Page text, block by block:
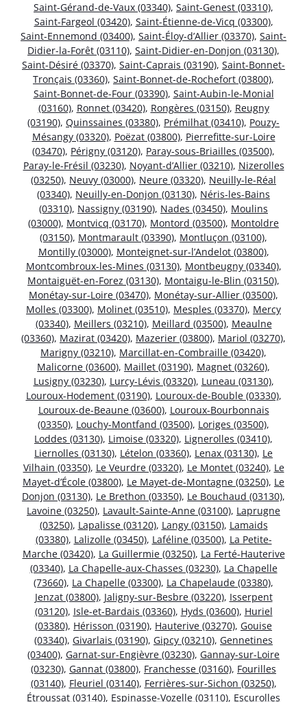
Saint-Gérand-de-Vaux (03340), Saint-Genest (03310),
Saint-Fargeol (03420), Saint-Étienne-de-Vicq (03300),
Saint-Ennemond (03400), Saint-Éloy-d’Allier (03370), Saint-
Didier-la-Forêt (03110), Saint-Didier-en-Donjon (03130),
Saint-Désiré (03370), Saint-Caprais (03190), Saint-Bonnet-
Tronçais (03360), Saint-Bonnet-de-Rochefort (03800),
Saint-Bonnet-de-Four (03390), Saint-Aubin-le-Monial
(03160), Ronnet (03420), Rongères (03150), Reugny
(03190), Quinssaines (03380), Prémilhat (03410), Pouzy-
Mésangy (03320), Poëzat (03800), Pierrefitte-sur-Loire
(03470), Périgny (03120), Paray-sous-Briailles (03500),
Paray-le-Frésil (03230), Noyant-d’Allier (03210), Nizerolles
(03250), Neuvy (03000), Neure (03320), Neuilly-le-Réal
(03340), Neuilly-en-Donjon (03130), Néris-les-Bains
(03310), Nassigny (03190), Nades (03450), Moulins
(03000), Montvicq (03170), Montord (03500), Montoldre
(03150), Montmarault (03390), Montluçon (03100),
Montilly (03000), Monteignet-sur-l’Andelot (03800),
Montcombroux-les-Mines (03130), Montbeugny (03340),
Montaiguët-en-Forez (03130), Montaigu-le-Blin (03150),
Monétay-sur-Loire (03470), Monétay-sur-Allier (03500),
Molles (03300), Molinet (03510), Mesples (03370), Mercy
(03340), Meillers (03210), Meillard (03500), Meaulne
(03360), Mazirat (03420), Mazerier (03800), Mariol (03270),
Marigny (03210), Marcillat-en-Combraille (03420),
Malicorne (03600), Maillet (03190), Magnet (03260),
Lusigny (03230), Lurcy-Lévis (03320), Luneau (03130),
Louroux-Hodement (03190), Louroux-de-Bouble (03330),
Louroux-de-Beaune (03600), Louroux-Bourbonnais
(03350), Louchy-Montfand (03500), Loriges (03500),
Loddes (03130), Limoise (03320), Lignerolles (03410),
Liernolles (03130), Lételon (03360), Lenax (03130), Le
Vilhain (03350), Le Veurdre (03320), Le Montet (03240), Le
Mayet-d’École (03800), Le Mayet-de-Montagne (03250), Le
Donjon (03130), Le Brethon (03350), Le Bouchaud (03130),
Lavoine (03250), Lavault-Sainte-Anne (03100), Laprugne
(03250), Lapalisse (03120), Langy (03150), Lamaids
(03380), Lalizolle (03450), Laféline (03500), La Petite-
Marche (03420), La Guillermie (03250), La Ferté-Hauterive
(03340), La Chapelle-aux-Chasses (03230), La Chapelle
(73660), La Chapelle (03300), La Chapelaude (03380),
Jenzat (03800), Jaligny-sur-Besbre (03220), Isserpent
(03120), Isle-et-Bardais (03360), Hyds (03600), Huriel
(03380), Hérisson (03190), Hauterive (03270), Gouise
(03340), Givarlais (03190), Gipcy (03210), Gennetines
(03400), Garnat-sur-Engièvre (03230), Gannay-sur-Loire
(03230), Gannat (03800), Franchesse (03160), Fourilles
(03140), Fleuriel (03140), Ferrières-sur-Sichon (03250),
Étroussat (03140), Espinasse-Vozelle (03110), Escurolles